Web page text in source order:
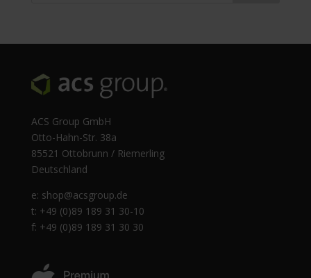
ACS Group GmbH
Otto-Hahn-Str. 38a
85521 Ottobrunn / Riemerling
Deutschland
e: shop@acsgroup.de
t: +49 (0)89 189 31 30-10
f: +49 (0)89 189 31 30 30